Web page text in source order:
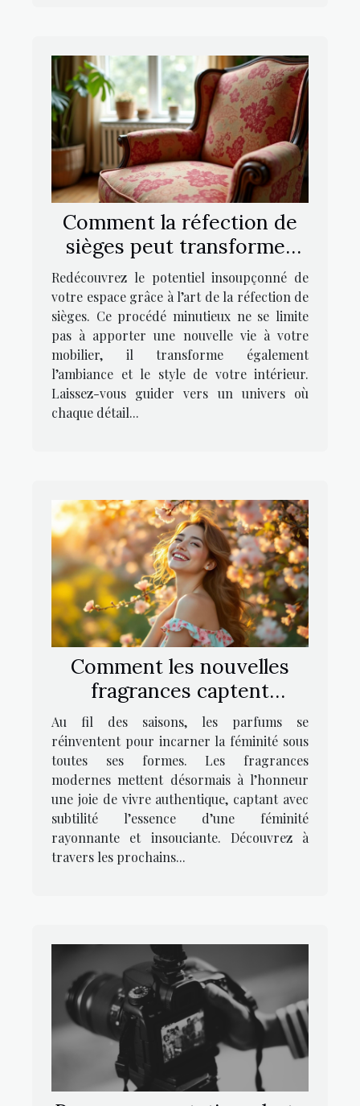
Comment la réfection de
sièges peut transformer
votre intérieur ?
Redécouvrez le potentiel insoupçonné de
votre espace grâce à l’art de la réfection de
sièges. Ce procédé minutieux ne se limite
pas à apporter une nouvelle vie à votre
mobilier, il transforme également
l’ambiance et le style de votre intérieur.
Laissez-vous guider vers un univers où
chaque détail...
Comment les nouvelles
fragrances captent
l'essence de la féminité
joviale ?
Au fil des saisons, les parfums se
réinventent pour incarner la féminité sous
toutes ses formes. Les fragrances
modernes mettent désormais à l’honneur
une joie de vivre authentique, captant avec
subtilité l’essence d’une féminité
rayonnante et insouciante. Découvrez à
travers les prochains...